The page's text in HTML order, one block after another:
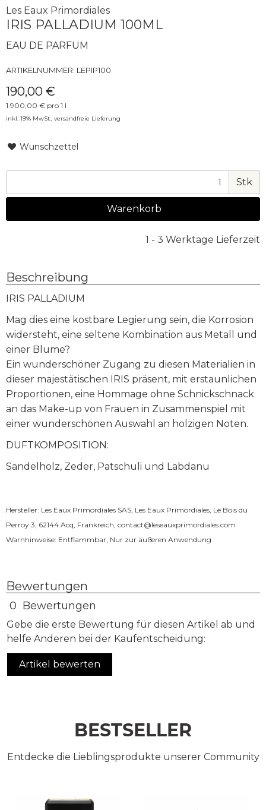
Les Eaux Primordiales
IRIS PALLADIUM 100ML
EAU DE PARFUM
ARTIKELNUMMER: LEPIP100
190,00 €
1.900,00 € pro 1 l
inkl. 19% MwSt., versandfreie Lieferung
Wunschzettel
Stk
Warenkorb
1 - 3 Werktage Lieferzeit
Beschreibung
IRIS PALLADIUM
Mag dies eine kostbare Legierung sein, die Korrosion
widersteht, eine seltene Kombination aus Metall und
einer Blume?
Ein wunderschöner Zugang zu diesen Materialien in
dieser majestätischen IRIS präsent, mit erstaunlichen
Proportionen, eine Hommage ohne Schnickschnack
an das Make-up von Frauen in Zusammenspiel mit
einer wunderschönen Auswahl an holzigen Noten.
DUFTKOMPOSITION:
Sandelholz, Zeder, Patschuli und Labdanu
Hersteller: Les Eaux Primordiales SAS, Les Eaux Primordiales, Le Bois du
Perroy 3, 62144 Acq, Frankreich, contact@leseauxprimordiales.com
Warnhinweise: Entflammbar, Nur zur äußeren Anwendung
Bewertungen
0 Bewertungen
Gebe die erste Bewertung für diesen Artikel ab und
helfe Anderen bei der Kaufentscheidung:
Artikel bewerten
BESTSELLER
Entdecke die Lieblingsprodukte unserer Community